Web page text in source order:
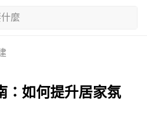
：如何提升居家氛